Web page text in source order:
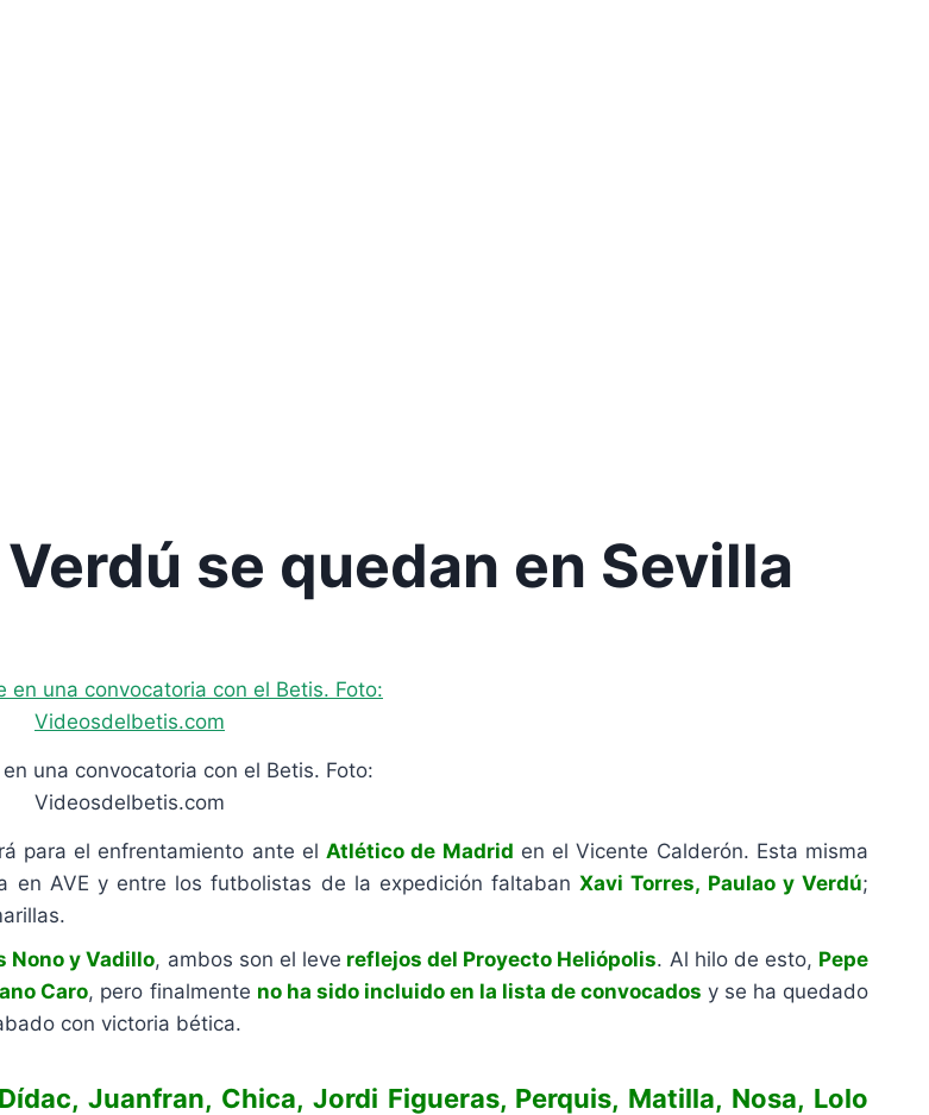
se quedan en Sevilla
una convocatoria con el Betis. Foto:
Videosdelbetis.com
para el enfrentamiento ante el Atlético de Madrid en el Vicente Calderón. Esta misma
en AVE y entre los futbolistas de la expedición faltabanXavi Torres, Paulao y Verdú;
Nono y Vadillo, ambos son el leve reflejos del Proyecto Heliópolis. Al hilo de esto, Pepe
Caro, pero finalmente no ha sido incluido en la lista de convocados y se ha quedado
con victoria bética.
Juanfran, Chica, Jordi Figueras, Perquis, Matilla, Nosa, Lolo